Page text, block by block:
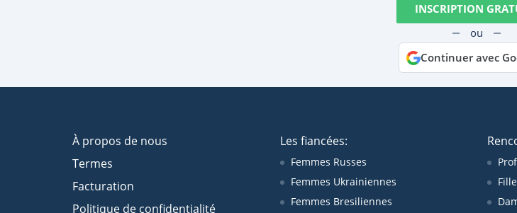
INSCRIPTION
ou
Continuer avec
À propos de nous
Termes
Facturation
Politique de confidentialité
Les fiancées:
Femmes Russes
Femmes Ukrainiennes
Femmes Bresiliennes